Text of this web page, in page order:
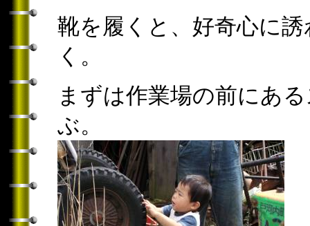
靴を履くと、好奇心に
く。
まずは作業場の前にあ
ぶ。